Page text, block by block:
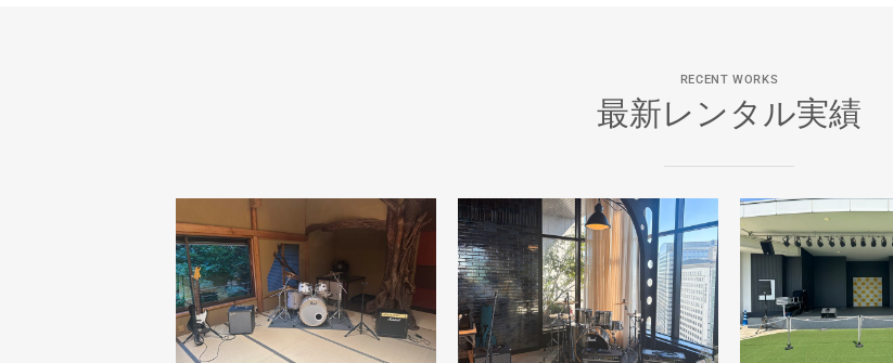
RECENT WORKS
最新レンタル実績